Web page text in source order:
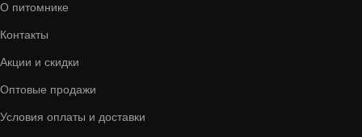
О питомнике
Контакты
Акции и скидки
Оптовые продажи
Условия оплаты и доставки